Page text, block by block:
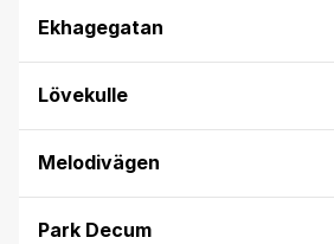
Ekhagegatan
Lövekulle
Melodivägen
Park Decum